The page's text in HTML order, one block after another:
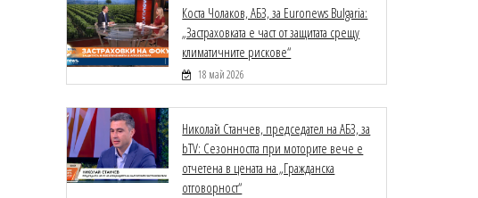
Коста Чолаков, АБЗ, за Euronews Bulgaria:
„Застраховката е част от защитата срещу
климатичните рискове“
18 май 2026
Николай Станчев, председател на АБЗ, за
bTV: Сезонността при моторите вече е
отчетена в цената на „Гражданска
отговорност“